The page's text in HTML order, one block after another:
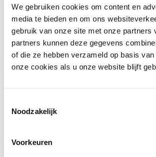
We gebruiken cookies om content en
media te bieden en om ons
gebruik van onze site met onze
partners kunnen deze gegevens
of die ze hebben verzameld op basis
onze cookies als u onze website blijft
Noodzakelijk
Voorkeuren
Openingstijden